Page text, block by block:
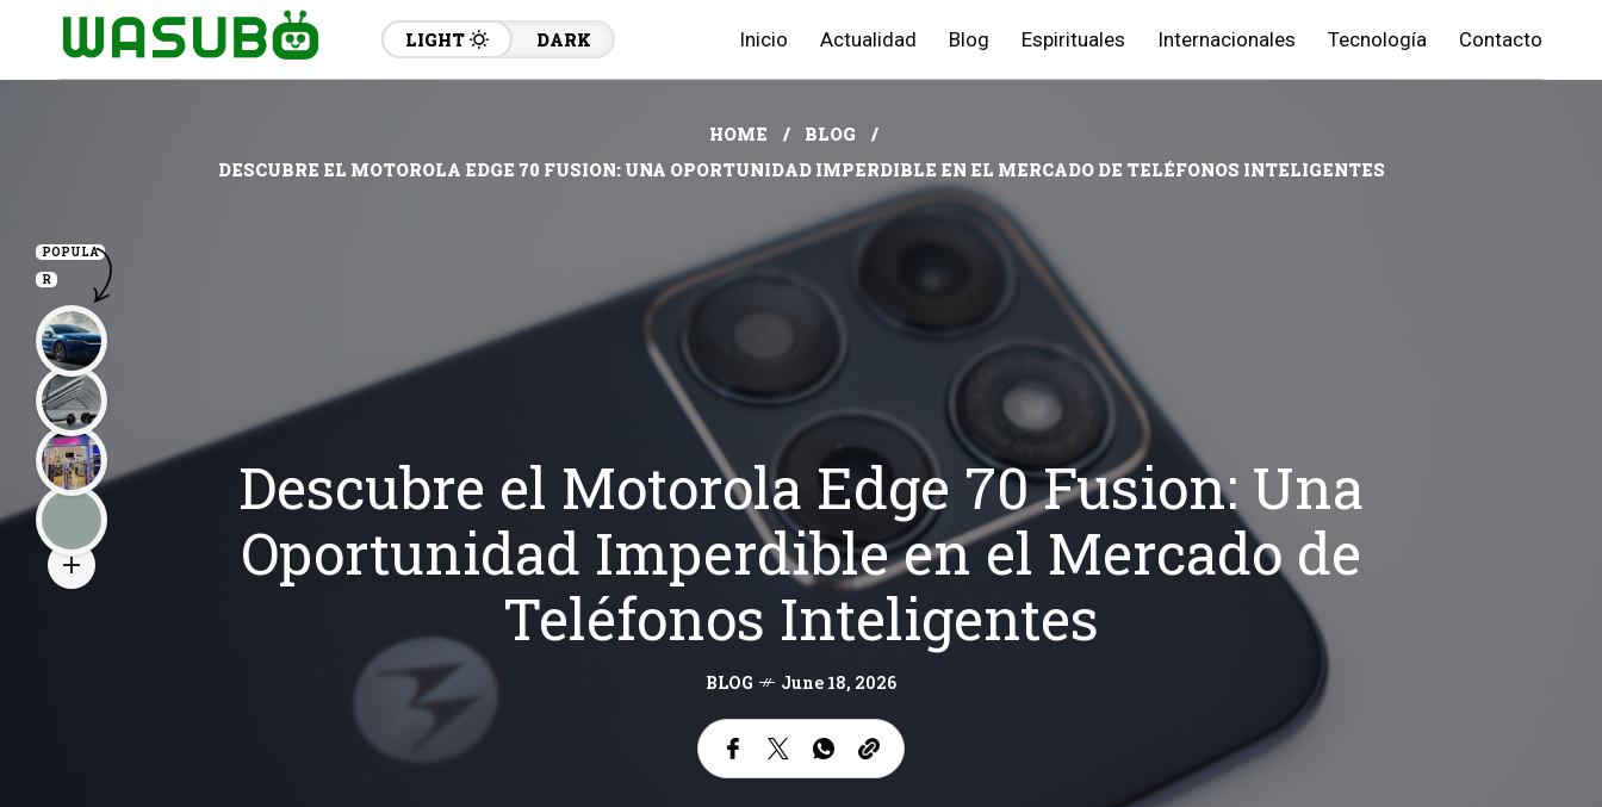
LIGHT DARK Inicio Actualidad Blog Espirituales Internacionales Tecnología Contacto
HOME
BLOG
DESCUBRE EL MOTOROLA EDGE 70 FUSION: UNA OPORTUNIDAD IMPERDIBLE EN EL MERCADO DE TELÉFONOS INTELIGENTES
Descubre el Motorola Edge 70 Fusion: Una
Oportunidad Imperdible en el Mercado de
Teléfonos Inteligentes
BLOG June 18, 2026
POPULA
R